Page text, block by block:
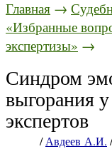
Главная →
«Избранные
экспертизы» →
Синдром
выгорания
экспертов
/Авдеев А.И.